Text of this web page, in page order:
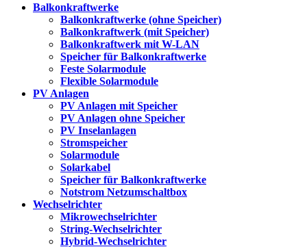
Balkonkraftwerke
Balkonkraftwerke (ohne Speicher)
Balkonkraftwerk (mit Speicher)
Balkonkraftwerk mit W-LAN
Speicher für Balkonkraftwerke
Feste Solarmodule
Flexible Solarmodule
PV Anlagen
PV Anlagen mit Speicher
PV Anlagen ohne Speicher
PV Inselanlagen
Stromspeicher
Solarmodule
Solarkabel
Speicher für Balkonkraftwerke
Notstrom Netzumschaltbox
Wechselrichter
Mikrowechselrichter
String-Wechselrichter
Hybrid-Wechselrichter